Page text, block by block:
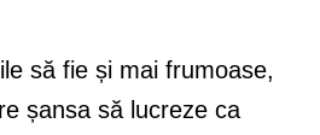
să fie și mai frumoase,
șansa să lucreze ca